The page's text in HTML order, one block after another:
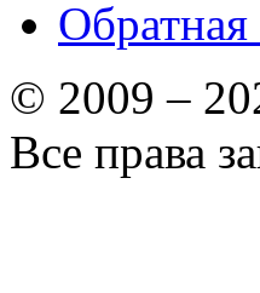
Обратная
© 2009 –
Все права